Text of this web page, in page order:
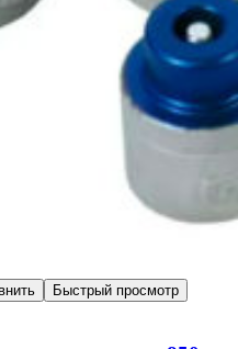
Быстрый просмотр